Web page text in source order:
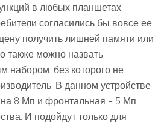
в любых планшетах.
согласились бы вовсе ее
получить лишней памяти или
также можно назвать
набором, без которого не
В данном устройстве
8 Мп и фронтальная – 5 Мп.
И подойдут только для